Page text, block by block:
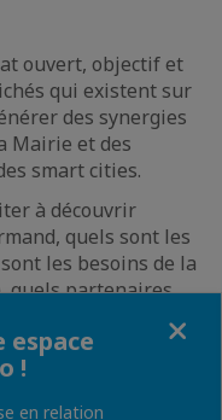
ouvert, objectif et
qui existent sur
des synergies
Mairie et des
smart cities.
à découvrir
quels sont les
les besoins de la
quels partenaires
en pratique et
les entreprises
espace
!
en relation